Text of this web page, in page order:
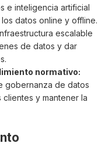
e inteligencia artificial
datos online y offline.
escalable
de datos y dar
normativo:
gobernanza de datos
y mantener la